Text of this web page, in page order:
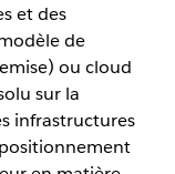
et des
de
ou cloud
sur la
infrastructures